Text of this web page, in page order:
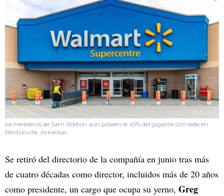
los herederos de Sam Walton aún poseen el 45% del gigante con sede en
Bentonville, Arkansas
Se retiró del directorio de la compañía en junio tras más
de cuatro décadas como director, incluidos más de 20 años
como presidente, un cargo que ocupa su yerno, Greg